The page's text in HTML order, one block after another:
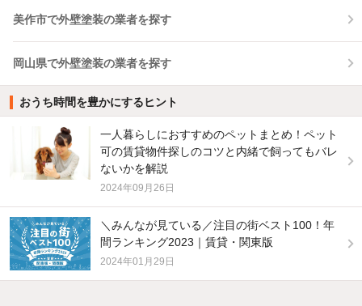
美作市で外壁塗装の業者を探す
岡山県で外壁塗装の業者を探す
おうち時間を豊かにするヒント
一人暮らしにおすすめのペットまとめ！ペット
可の賃貸物件探しのコツと内緒で飼ってもバレ
ないかを解説
2024年09月26日
＼みんなが見ている／注目の街ベスト100！年
間ランキング2023｜賃貸・関東版
2024年01月29日